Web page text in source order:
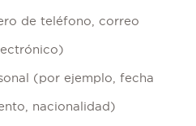
de teléfono, correo
(por ejemplo, fecha
nacionalidad)